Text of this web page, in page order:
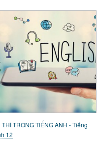
THÌ TRONG TIẾNG ANH - Tiếng
12